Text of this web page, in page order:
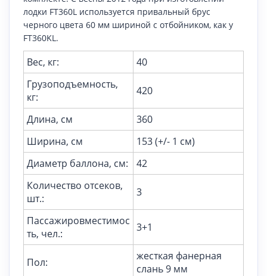
лодки FT360L используется привальный брус
черного цвета 60 мм шириной с отбойником, как у
FT360KL.
Вес, кг:
40
Грузоподъемность,
кг:
420
Длина, см
360
Ширина, см
153 (+/- 1 см)
Диаметр баллона, см:
42
Количество отсеков,
шт.:
3
Пассажировместимос
ть, чел.:
3+1
Пол:
жесткая фанерная
слань 9 мм